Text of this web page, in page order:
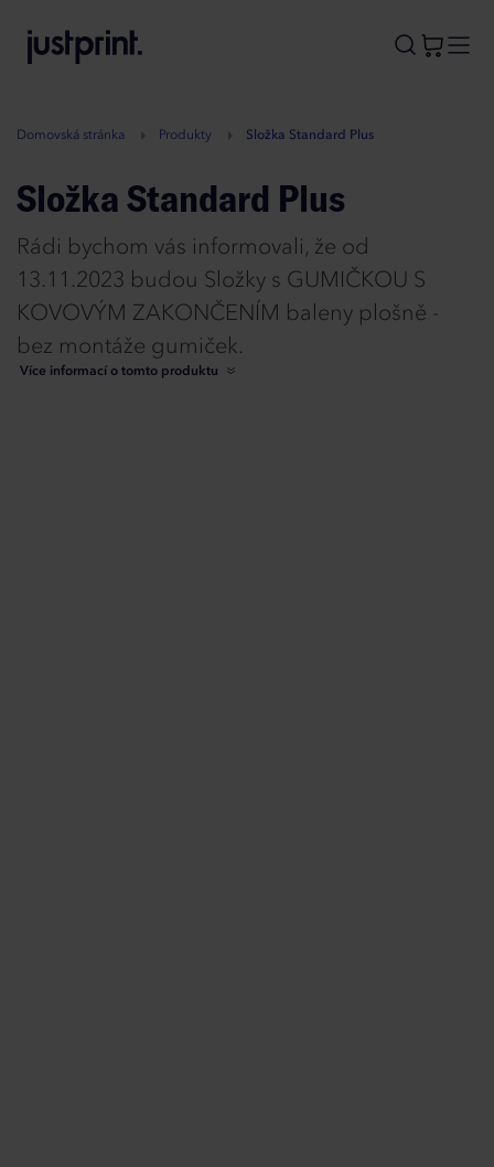
A
Domovská stránka Produkty Složka Standard Plus
Složka Standard Plus
Rádi bychom vás informovali, že od
13.11.2023 budou Složky s GUMIČKOU S
KOVOVÝM ZAKONČENÍM baleny plošně -
bez montáže gumiček.
Více informací o tomto produktu